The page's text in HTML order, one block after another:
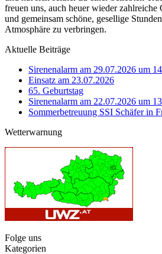
freuen uns, auch heuer wieder zahlreiche
und gemeinsam schöne, gesellige
Atmosphäre zu verbringen.
Aktuelle Beiträge
Sirenenalarm am 29.07.2026 um
Einsatz am 23.07.2026
65. Geburtstag
Sirenenalarm am 22.07.2026 um
Sommerbetreuung SSI Schäfer in
Wetterwarnung
Folge uns
Kategorien